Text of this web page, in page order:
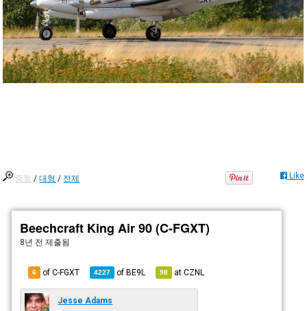
중형 /대형 / 전체 Like
Beechcraft King Air 90 (C-FGXT)
8년 전 제출됨
6 of C-FGXT 4227 ofBE9L 98 atCZNL
Jesse Adams